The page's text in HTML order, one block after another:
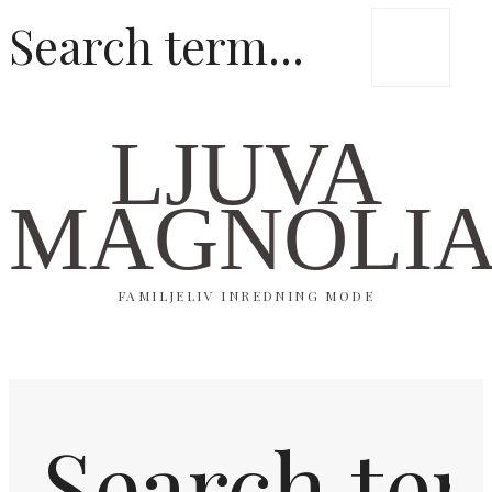
LJUVA
FAMILJELIV INREDNING MODE